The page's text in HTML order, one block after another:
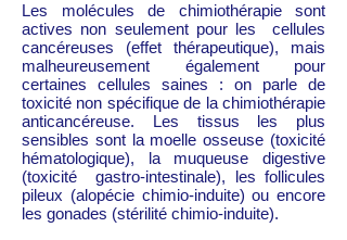
Les molécules de chimiothérapie sont
actives non seulement pour les cellules
cancéreuses (effet thérapeutique), mais
malheureusement également pour
certaines cellules saines : on parle de
toxicité non spécifique de la chimiothérapie
anticancéreuse. Les tissus les plus
sensibles sont la moelle osseuse (toxicité
hématologique), la muqueuse digestive
(toxicité gastro-intestinale), les follicules
pileux (alopécie chimio-induite) ou encore
les gonades (stérilité chimio-induite).